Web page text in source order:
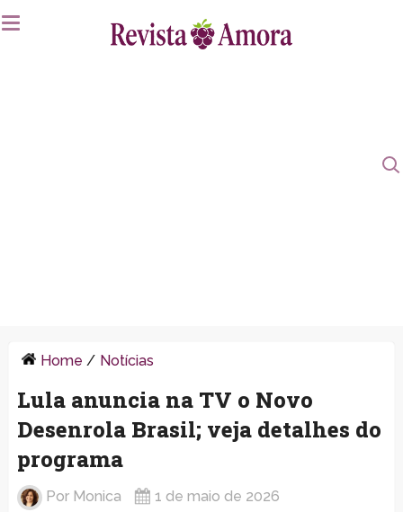
Home / Notícias
Lula anuncia na TV o Novo
Desenrola Brasil; veja detalhes do
programa
Por Monica 1 de maio de 2026